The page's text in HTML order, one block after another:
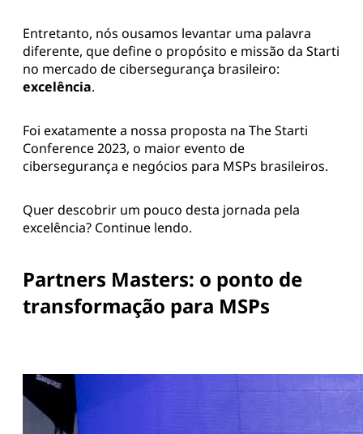
Entretanto, nós ousamos levantar uma palavra
diferente, que define o propósito e missão da Starti
no mercado de cibersegurança brasileiro:
excelência.
Foi exatamente a nossa proposta na The Starti
Conference 2023, o maior evento de
cibersegurança e negócios para MSPs brasileiros.
Quer descobrir um pouco desta jornada pela
excelência? Continue lendo.
Partners Masters: o ponto de
transformação para MSPs